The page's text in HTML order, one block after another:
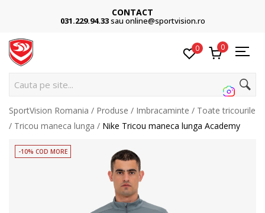
CONTACT
031.229.94.33sau online@sportvision.ro
0 0
C
SportVision Romania Produse Imbracaminte
Toate tricourile
Tricou maneca lunga
Nike Tricou maneca lunga Academy
-10% COD MORE